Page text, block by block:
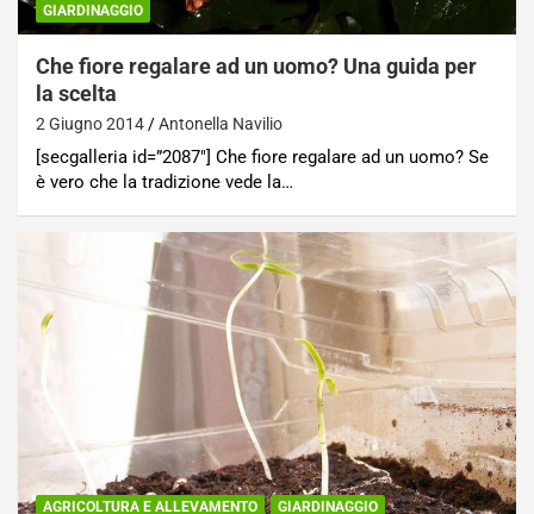
GIARDINAGGIO
Che fiore regalare ad un uomo? Una guida per
la scelta
2 Giugno 2014 Antonella Navilio
[secgalleria id=”2087″] Che fiore regalare ad un uomo? Se
è vero che la tradizione vede la…
AGRICOLTURA E ALLEVAMENTO GIARDINAGGIO